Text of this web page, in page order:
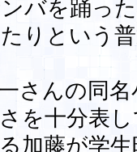
バを踊っ
りという
さんの同
を十分表
加藤が学